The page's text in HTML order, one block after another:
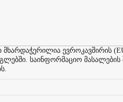
ევროკავშირის
საინფორმაციო მასალების